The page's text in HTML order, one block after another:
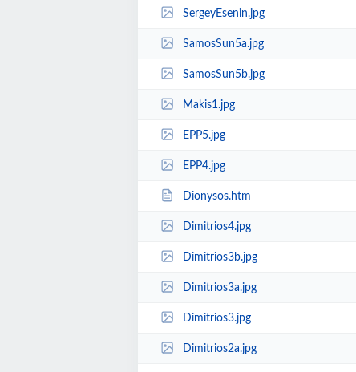
SergeyEsenin.jpg
SamosSun5a.jpg
SamosSun5b.jpg
Makis1.jpg
EPP5.jpg
EPP4.jpg
Dionysos.htm
Dimitrios4.jpg
Dimitrios3b.jpg
Dimitrios3a.jpg
Dimitrios3.jpg
Dimitrios2a.jpg